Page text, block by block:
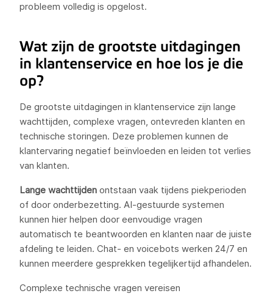
probleem volledig is opgelost.
Wat zijn de grootste uitdagingen
in klantenservice en hoe los je die
op?
De grootste uitdagingen in klantenservice zijn lange
wachttijden, complexe vragen, ontevreden klanten en
technische storingen. Deze problemen kunnen de
klantervaring negatief beïnvloeden en leiden tot verlies
van klanten.
Lange wachttijden ontstaan vaak tijdens piekperioden
of door onderbezetting. AI-gestuurde systemen
kunnen hier helpen door eenvoudige vragen
automatisch te beantwoorden en klanten naar de juiste
afdeling te leiden. Chat- en voicebots werken 24/7 en
kunnen meerdere gesprekken tegelijkertijd afhandelen.
Complexe technische vragen vereisen